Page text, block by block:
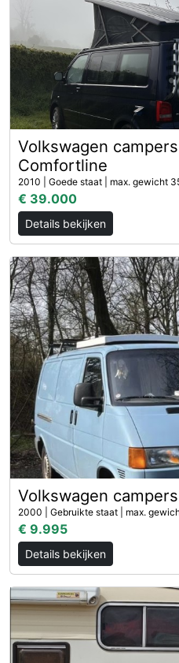
Volkswagen
Comfortline
2010 | Goede staat | max. gewicht
€ 39.000
Details bekijken
Volkswagen
2000 | Gebruikte staat | max.
€ 9.995
Details bekijken